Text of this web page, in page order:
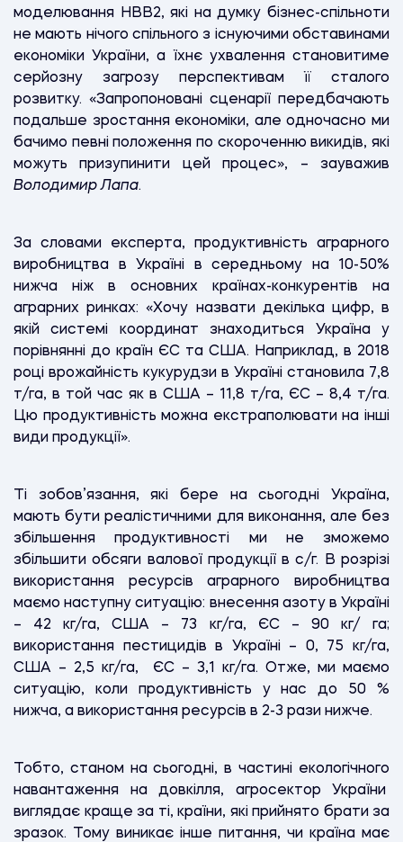
моделювання НВВ2, які на думку бізнес-спільноти
не мають нічого спільного з існуючими обставинами
економіки України, а їхнє ухвалення становитиме
серйозну загрозу перспективам її сталого
розвитку. «Запропоновані сценарії передбачають
подальше зростання економіки, але одночасно ми
бачимо певні положення по скороченню викидів, які
можуть призупинити цей процес», – зауважив
Володимир Лапа.
За словами експерта, продуктивність аграрного
виробництва в Україні в середньому на 10-50%
нижча ніж в основних країнах-конкурентів на
аграрних ринках: «Хочу назвати декілька цифр, в
якій системі координат знаходиться Україна у
порівнянні до країн ЄС та США. Наприклад, в 2018
році врожайність кукурудзи в Україні становила 7,8
т/га, в той час як в США – 11,8 т/га, ЄС – 8,4 т/га.
Цю продуктивність можна екстраполювати на інші
види продукції».
Ті зобов’язання, які бере на сьогодні Україна,
мають бути реалістичними для виконання, але без
збільшення продуктивності ми не зможемо
збільшити обсяги валової продукції в с/г. В розрізі
використання ресурсів аграрного виробництва
маємо наступну ситуацію: внесення азоту в Україні
– 42 кг/га, США – 73 кг/га, ЄС – 90 кг/ га;
використання пестицидів в Україні – 0, 75 кг/га,
США – 2,5 кг/га, ЄС – 3,1 кг/га. Отже, ми маємо
ситуацію, коли продуктивність у нас до 50 %
нижча, а використання ресурсів в 2-3 рази нижче.
Тобто, станом на сьогодні, в частині екологічного
навантаження на довкілля, агросектор України
виглядає краще за ті, країни, які прийнято брати за
зразок. Тому виникає інше питання, чи країна має